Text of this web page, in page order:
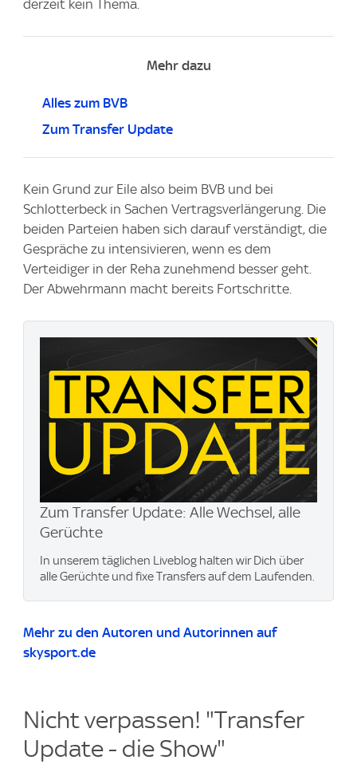
derzeit kein Thema.
Mehr dazu
Alles zum BVB
Zum Transfer Update
Kein Grund zur Eile also beim BVB und bei
Schlotterbeck in Sachen Vertragsverlängerung. Die
beiden Parteien haben sich darauf verständigt, die
Gespräche zu intensivieren, wenn es dem
Verteidiger in der Reha zunehmend besser geht.
Der Abwehrmann macht bereits Fortschritte.
Zum Transfer Update: Alle Wechsel, alle
Gerüchte
In unserem täglichen Liveblog halten wir Dich über
alle Gerüchte und fixe Transfers auf dem Laufenden.
Mehr zu den Autoren und Autorinnen auf
skysport.de
Nicht verpassen! "Transfer
Update - die Show"